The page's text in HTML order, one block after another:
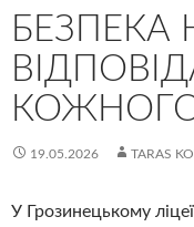
БЕЗПЕКА
19.05.2026 TARAS
У Грозинецькому